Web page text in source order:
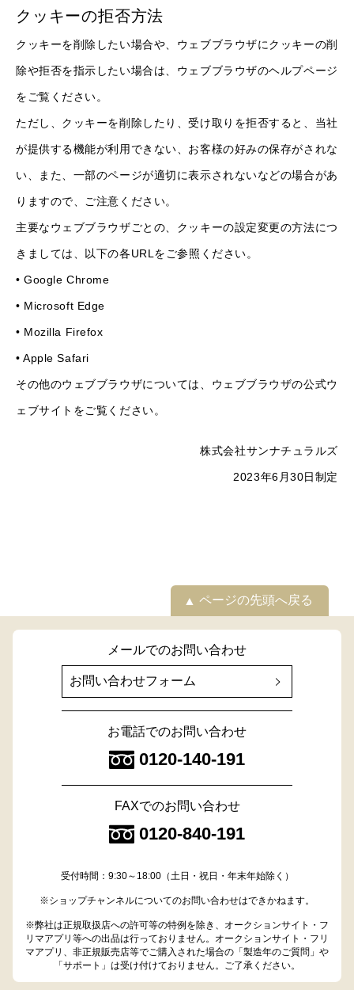
クッキーの拒否方法
クッキーを削除したい場合や、ウェブブラウザにクッキーの削
除や拒否を指示したい場合は、ウェブブラウザのヘルプページ
をご覧ください。
ただし、クッキーを削除したり、受け取りを拒否すると、当社
が提供する機能が利用できない、お客様の好みの保存がされな
い、また、一部のページが適切に表示されないなどの場合があ
りますので、ご注意ください。
主要なウェブブラウザごとの、クッキーの設定変更の方法につ
きましては、以下の各URLをご参照ください。
•Google Chrome
• Microsoft Edge
• Mozilla Firefox
•Apple Safari
その他のウェブブラウザについては、ウェブブラウザの公式ウ
ェブサイトをご覧ください。
株式会社サンナチュラルズ
2023年6月30日制定
ページの先頭へ戻る
メールでのお問い合わせ
お問い合わせフォーム
お電話でのお問い合わせ
0120-140-191
FAXでのお問い合わせ
0120-840-191
受付時間：9:30～18:00（土日・祝日・年末年始除く）
※ショップチャンネルについてのお問い合わせはできかねます。
※弊社は正規取扱店への許可等の特例を除き、オークションサイト・フ
リマアプリ等への出品は行っておりません。オークションサイト・フリ
マアプリ、非正規販売店等でご購入された場合の「製造年のご質問」や
「サポート」は受け付けておりません。ご了承ください。